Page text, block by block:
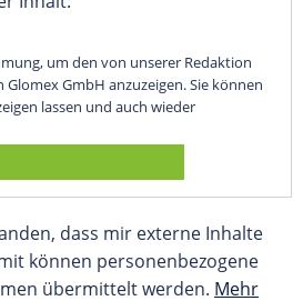
um den von unserer Redaktion
GmbH anzuzeigen. Sie können
lassen und auch wieder
dass mir externe Inhalte
können personenbezogene
übermittelt werden. Mehr